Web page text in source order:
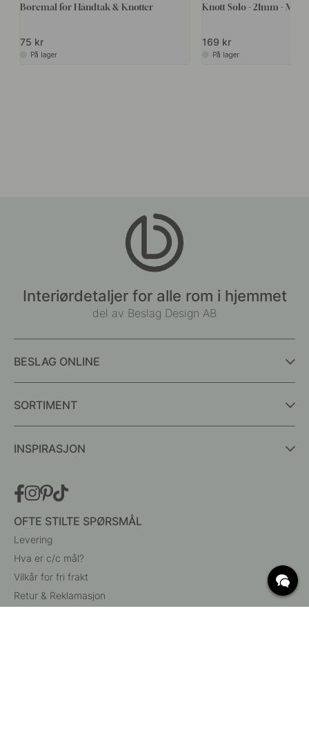
Boremal for Håndtak & Knotter
75 kr
På lager
Knott Solo - 21mm - Matt
169 kr
På lager
Interiørdetaljer for alle rom i hjemmet
del av Beslag Design AB
BESLAG ONLINE
SORTIMENT
INSPIRASJON
OFTE STILTE SPØRSMÅL
Levering
Hva er c/c mål?
Vilkår for fri frakt
Retur & Reklamasjon